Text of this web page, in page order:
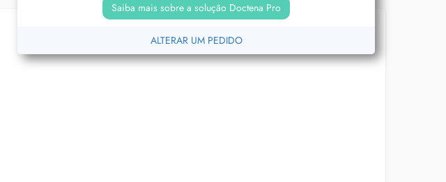
Saiba mais sobre a solução Doctena Pro
ALTERAR UM PEDIDO